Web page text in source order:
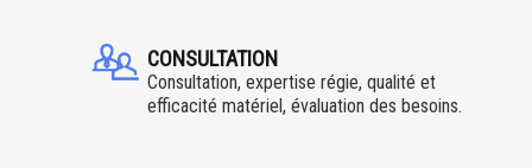
CONSULTATION
Consultation, expertise régie, qualité et
efficacité matériel, évaluation des besoins.